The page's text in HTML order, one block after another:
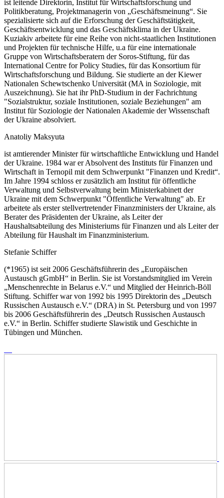
ist leitende Direktorin, Institut für Wirtschaftsforschung und
Politikberatung, Projektmanagerin von „Geschäftsmeinung“. Sie
spezialisierte sich auf die Erforschung der Geschäftstätigkeit,
Geschäftsentwicklung und das Geschäftsklima in der Ukraine.
Kuziakiv arbeitete für eine Reihe von nicht-staatlichen Institutionen
und Projekten für technische Hilfe, u.a für eine internationale
Gruppe von Wirtschaftsberatern der Soros-Stiftung, für das
International Centre for Policy Studies, für das Konsortium für
Wirtschaftsforschung und Bildung. Sie studierte an der Kiewer
Nationalen Schewtschenko Universität (MA in Soziologie, mit
Auszeichnung). Sie hat ihr PhD-Studium in der Fachrichtung
"Sozialstruktur, soziale Institutionen, soziale Beziehungen" am
Institut für Soziologie der Nationalen Akademie der Wissenschaft
der Ukraine absolviert.
Anatoliy Maksyuta
ist amtierender Minister für wirtschaftliche Entwicklung und Handel
der Ukraine. 1984 war er Absolvent des Instituts für Finanzen und
Wirtschaft in Ternopil mit dem Schwerpunkt "Finanzen und Kredit“.
Im Jahre 1994 schloss er zusätzlich am Institut für öffentliche
Verwaltung und Selbstverwaltung beim Ministerkabinett der
Ukraine mit dem Schwerpunkt "Öffentliche Verwaltung" ab. Er
arbeitete als erster stellvertretender Finanzministers der Ukraine, als
Berater des Präsidenten der Ukraine, als Leiter der
Haushaltsabteilung des Ministeriums für Finanzen und als Leiter der
Abteilung für Haushalt im Finanzministerium.
Stefanie Schiffer
(*1965) ist seit 2006 Geschäftsführerin des „Europäischen
Austausch gGmbH“ in Berlin. Sie ist Vorstandsmitglied im Verein
„Menschenrechte in Belarus e.V.“ und Mitglied der Heinrich-Böll
Stiftung. Schiffer war von 1992 bis 1995 Direktorin des „Deutsch
Russischen Austausch e.V.“ (DRA) in St. Petersburg und von 1997
bis 2006 Geschäftsführerin des „Deutsch Russischen Austausch
e.V.“ in Berlin. Schiffer studierte Slawistik und Geschichte in
Tübingen und München.